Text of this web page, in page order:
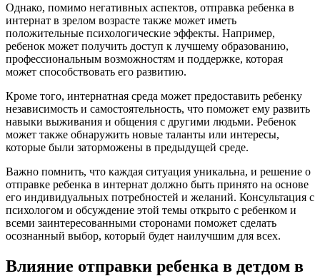
Однако, помимо негативных аспектов, отправка ребенка в
интернат в зрелом возрасте также может иметь
положительные психологические эффекты. Например,
ребенок может получить доступ к лучшему образованию,
профессиональным возможностям и поддержке, которая
может способствовать его развитию.
Кроме того, интернатная среда может предоставить ребенку
независимость и самостоятельность, что поможет ему развить
навыки выживания и общения с другими людьми. Ребенок
может также обнаружить новые таланты или интересы,
которые были заторможены в предыдущей среде.
Важно помнить, что каждая ситуация уникальна, и решение о
отправке ребенка в интернат должно быть принято на основе
его индивидуальных потребностей и желаний. Консультация с
психологом и обсуждение этой темы открыто с ребенком и
всеми заинтересованными сторонами поможет сделать
осознанный выбор, который будет наилучшим для всех.
Влияние отправки ребенка в детдом в